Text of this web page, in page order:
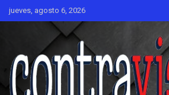
Skip
jueves, agosto 6, 2026